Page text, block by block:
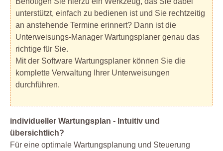
unterstützt, einfach zu bedienen ist und Sie rechtzeitig
an anstehende Termine erinnert? Dann ist die
Unterweisungs-Manager Wartungsplaner genau das
richtige für Sie.
Mit der Software Wartungsplaner können Sie die
komplette Verwaltung Ihrer Unterweisungen
durchführen.
individueller Wartungsplan - Intuitiv und
übersichtlich?
Für eine optimale Wartungsplanung und Steuerung